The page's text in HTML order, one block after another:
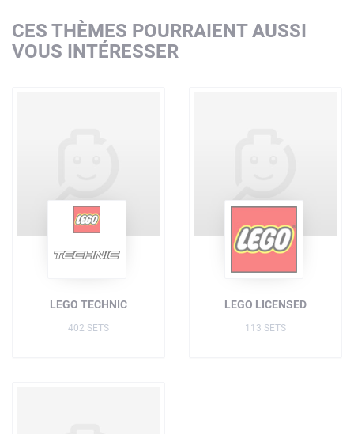
CES THÈMES POURRAIENT AUSSI
VOUS INTÉRESSER
LEGO TECHNIC
402 SETS
LEGO LICENSED
113 SETS